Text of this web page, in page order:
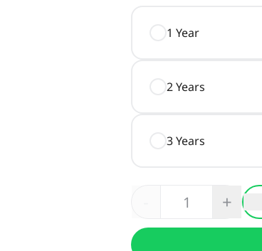
1 Year
2 Years
3 Years
+